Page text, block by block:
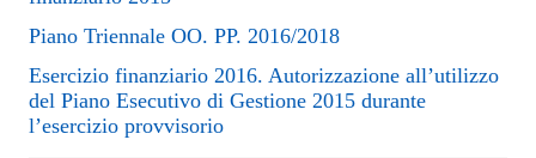
Piano Triennale OO. PP. 2016/2018
Esercizio finanziario 2016. Autorizzazione all’utilizzo
del Piano Esecutivo di Gestione 2015 durante
l’esercizio provvisorio